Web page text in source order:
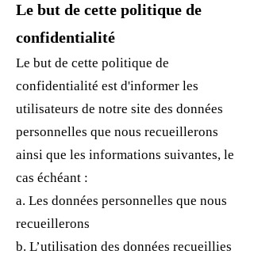
Le but de cette politique de
confidentialité
Le but de cette politique de
confidentialité est d'informer les
utilisateurs de notre site des données
personnelles que nous recueillerons
ainsi que les informations suivantes, le
cas échéant :
a. Les données personnelles que nous
recueillerons
b. L’utilisation des données recueillies